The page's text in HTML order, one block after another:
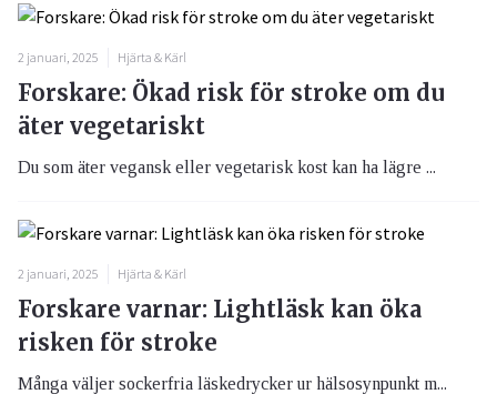
2 januari, 2025 Hjärta & Kärl
Forskare: Ökad risk för stroke om du
äter vegetariskt
Du som äter vegansk eller vegetarisk kost kan ha lägre ...
2 januari, 2025 Hjärta & Kärl
Forskare varnar: Lightläsk kan öka
risken för stroke
Många väljer sockerfria läskedrycker ur hälsosynpunkt m...